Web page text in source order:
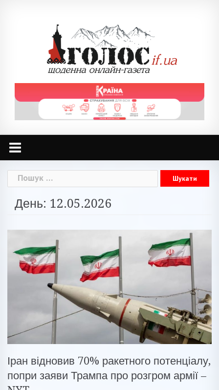
Пошук:
День: 12.05.2026
Іран відновив 70% ракетного потенціалу,
попри заяви Трампа про розгром армії –